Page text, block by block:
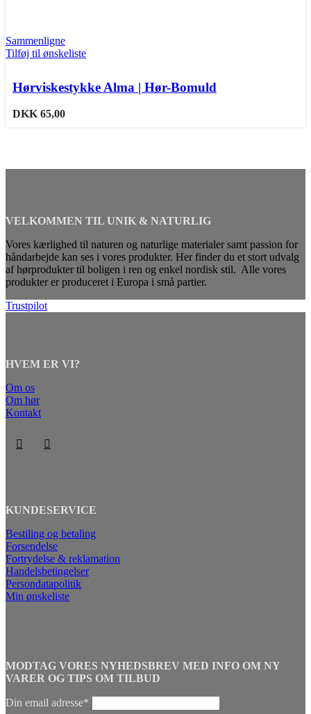
Sammenligne
Tilføj til ønskeliste
Hørviskestykke Alma | Hør-Bomuld
DKK 65,00
VELKOMMEN TIL UNIK & NATURLIG
Vores kærlighed til naturen og naturlige materialer samt passion for
håndarbejde kan ses i vores produkter. Her finder du et stort udvalg
af hørprodukter til boligen i ren og enkel nordisk stil. Alle vores
produkter er produceret i Europa i små partier.
Trustpilot
HVEM ER VI?
Om os
Om hør
Kontakt
KUNDESERVICE
Bestiling og betaling
Forsendelse
Fortrydelse & reklamation
Handelsbetingelser
Persondatapolitik
Min ønskeliste
MODTAG VORES NYHEDSBREV MED INFO OM NY
VARER OG TIPS OM TILBUD
Din email adresse*